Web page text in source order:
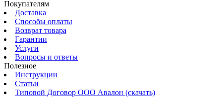
Покупателям
Доставка
Способы оплаты
Возврат товара
Гарантии
Услуги
Вопросы и ответы
Полезное
Инструкции
Статьи
Типовой Договор ООО Авалон (скачать)